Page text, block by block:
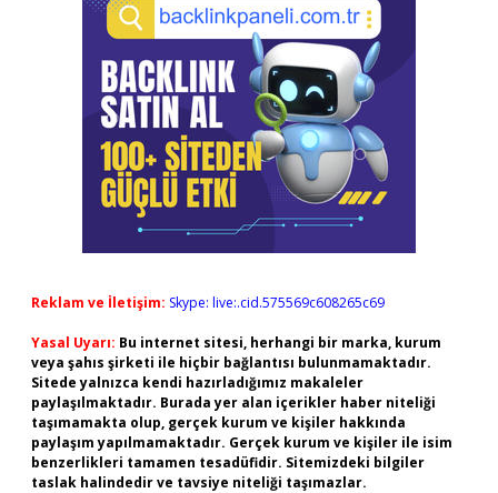
Reklam ve İletişim: Skype: live:.cid.575569c608265c69
Yasal Uyarı: Bu internet sitesi, herhangi bir marka, kurum
veya şahıs şirketi ile hiçbir bağlantısı bulunmamaktadır.
Sitede yalnızca kendi hazırladığımız makaleler
paylaşılmaktadır. Burada yer alan içerikler haber niteliği
taşımamakta olup, gerçek kurum ve kişiler hakkında
paylaşım yapılmamaktadır. Gerçek kurum ve kişiler ile isim
benzerlikleri tamamen tesadüfidir. Sitemizdeki bilgiler
taslak halindedir ve tavsiye niteliği taşımazlar.